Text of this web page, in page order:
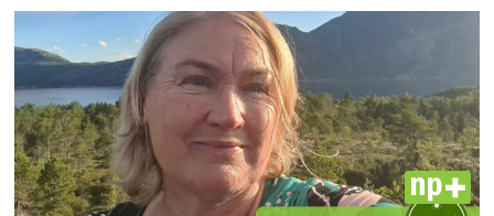
PLUS